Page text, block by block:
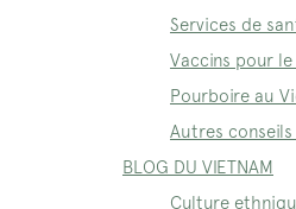
Services de
Vaccins pour
Pourboire au
Autres
BLOG DU VIETNAM
Culture